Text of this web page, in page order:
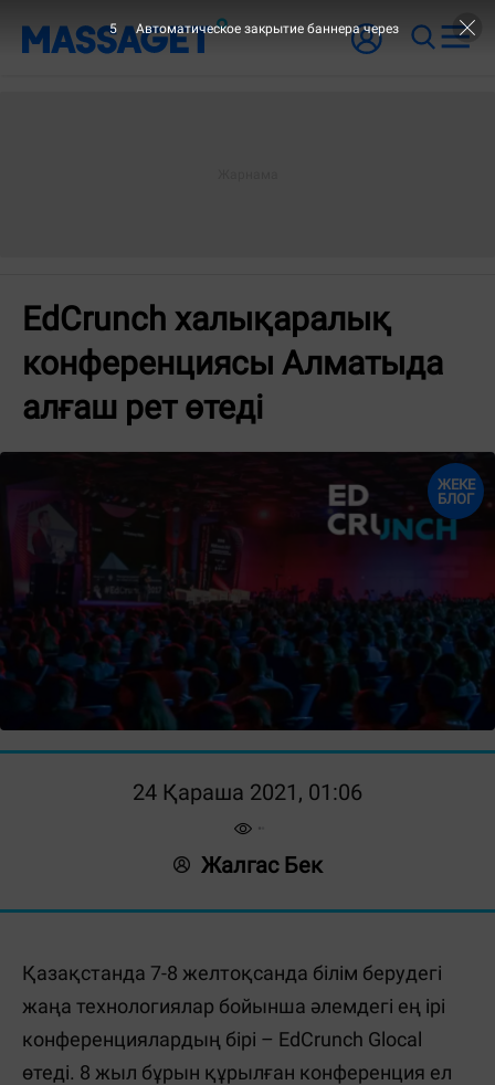
EdCrunch халықаралық
конференциясы Алматыда
алғаш рет өтеді
ЖЕКЕ
БЛОГ
24 Қараша 2021, 01:06
Жалгас Бек
Қазақстанда 7-8 желтоқсанда білім берудегі
жаңа технологиялар бойынша әлемдегі ең ірі
конференциялардың бірі – EdCrunch Glocal
өтеді. 8 жыл бұрын құрылған конференция ел
5 Автоматическое закрытие баннера через